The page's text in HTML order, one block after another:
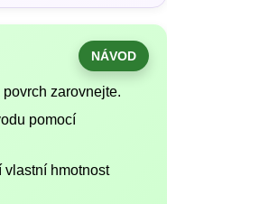
NÁVOD
povrch zarovnejte.
pomocí
vlastní hmotnost